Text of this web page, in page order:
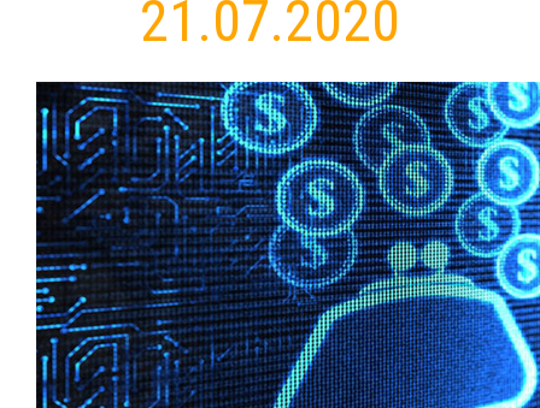
21.07.2020